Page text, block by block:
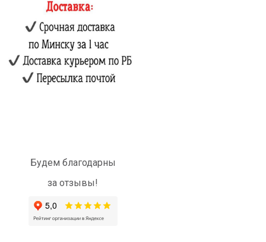
Будем благодарны
за отзывы!